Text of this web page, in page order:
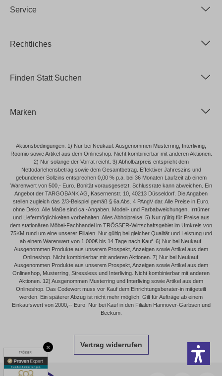
×
Service
Rechtliches
Finden Statt Suchen
Marken
Aktionsbedingungen: 1) Nur bei Neukauf. Ausgenommen Musterring, Interliving,
Roomio sowie Artikel aus dem Onlineshop. Nicht kombinierbar mit anderen Aktionen.
2) Nur solange der Vorrat reicht. 3) Abholbarpreis entspricht dem
Nettodarlehensbetrag sowie dem Gesamtbetrag. Effektiver Jahreszins und
gebundener Sollzins entsprechen 0,00 % p.a. bei 36 Monaten Laufzeit ab einem
Warenwert von 500,- Euro. Bonität vorausgesetzt. Schlussrate kann abweichen. Ein
Angebot der TARGOBANK AG, Kasernenstr. 10, 40213 Düsseldorf. Die Angaben
stellen zugleich das 2/3-Beispiel gemäß § 6a Abs. 4 PAngV dar. Alle Preise in Euro,
ohne Deko. Alle Maße sind ca.-Angaben. Modell- und Farbabweichungen, Irrtümer
und Liefermöglichkeiten vorbehalten. Alles Abholpreise! 5) Nur gültig für Preise aus
dem stationären Möbel-Fachhandel im TRÖSSER-Wirtschaftsgebiet im Umkreis von
75KM rund um eine unserer Filialen. Nur gültig bei gleicher Qualität und Leistung und
ab einem Warenwert von 1.000€ bis 14 Tage nach Kauf. 6) Nur bei Neukauf.
Ausgenommen Produkte aus unserem Prospekt, Anzeigen sowie Artikel aus dem
Onlineshop. Nicht kombinierbar mit anderen Aktionen. 7) Nur bei Neukauf.
Ausgenommen Produkte aus unserem Prospekt, Anzeigen sowie Artikel aus dem
Onlineshop, Musterring, Stressless und Interliving. Nicht kombinierbar mit anderen
Aktionen. 12) Ausgenommen Musterring und Interliving sowie Artikel aus dem
Onlineshop. Das Codewort muss vor Kauf dem Einrichtungsberater-in mitgeteilt
werden. Ein späterer Abzug ist nicht mehr möglich. Gilt für Aufträge ab einem
Einkaufswert von 2000,-- Euro. Nur bei Kauf in den Filialen Hannover-Garbsen und
Beckum.
Vertrag widerrufen